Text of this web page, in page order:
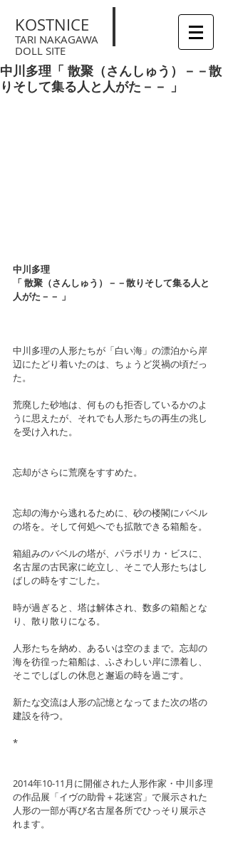
KOSTNICE
TARI NAKAGAWA
DOLL SITE
中川多理「 散聚（さんしゅう）－－散
りそして集る人と人がた－－ 」
中川多理
「 散聚（さんしゅう）－－散りそして集る人と
人がた－－ 」
中川多理の人形たちが「白い海」の漂泊から岸
辺にたどり着いたのは、ちょうど災禍の頃だっ
た。
荒廃した砂地は、何ものも拒否しているかのよ
うに思えたが、それでも人形たちの再生の兆し
を受け入れた。
忘却がさらに荒廃をすすめた。
忘却の海から逃れるために、砂の楼閣にバベル
の塔を。そして何処へでも拡散できる箱船を。
箱組みのバベルの塔が、パラボリカ・ビスに、
名古屋の古民家に屹立し、そこで人形たちはし
ばしの時をすごした。
時が過ぎると、塔は解体され、数多の箱船とな
り、散り散りになる。
人形たちを納め、あるいは空のままで。忘却の
海を彷徨った箱船は、ふさわしい岸に漂着し、
そこでしばしの休息と邂逅の時を過ごす。
新たな交流は人形の記憶となってまた次の塔の
建設を待つ。
*
2014年10-11月に開催された人形作家・中川多理
の作品展「イヴの助骨＋花迷宮」で展示された
人形の一部が再び名古屋各所でひっそり展示さ
れます。